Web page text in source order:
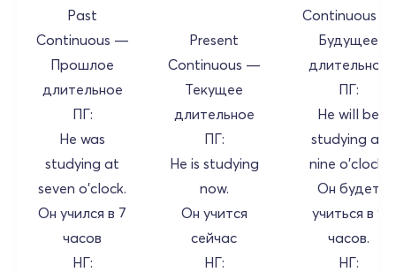
Past
Continuous —
Прошлое
длительное
ПГ:
He was
studying at
seven o'clock.
Он учился в 7
часов
НГ:
Present
Continuous —
Текущее
длительное
ПГ:
He is studying
now.
Он учится
сейчас
НГ:
Continuous —
Будущее
длительное
ПГ:
He will be
studying at
nine o'clock.
Он будет
учиться в 9
часов.
НГ: